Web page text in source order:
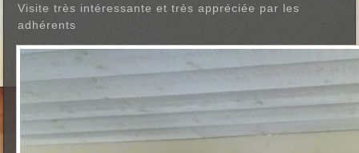
Visite très intéressante et très appréciée par les
adhérents